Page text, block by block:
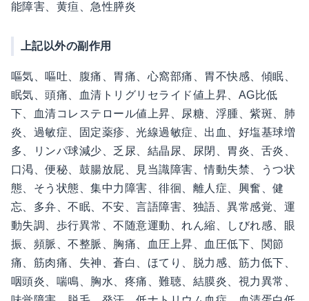
能障害、黄疸、急性膵炎
上記以外の副作用
嘔気、嘔吐、腹痛、胃痛、心窩部痛、胃不快感、傾眠、
眠気、頭痛、血清トリグリセライド値上昇、AG比低
下、血清コレステロール値上昇、尿糖、浮腫、紫斑、肺
炎、過敏症、固定薬疹、光線過敏症、出血、好塩基球増
多、リンパ球減少、乏尿、結晶尿、尿閉、胃炎、舌炎、
口渇、便秘、鼓腸放屁、見当識障害、情動失禁、うつ状
態、そう状態、集中力障害、徘徊、離人症、興奮、健
忘、多弁、不眠、不安、言語障害、独語、異常感覚、運
動失調、歩行異常、不随意運動、れん縮、しびれ感、眼
振、頻脈、不整脈、胸痛、血圧上昇、血圧低下、関節
痛、筋肉痛、失神、蒼白、ほてり、脱力感、筋力低下、
咽頭炎、喘鳴、胸水、疼痛、難聴、結膜炎、視力異常、